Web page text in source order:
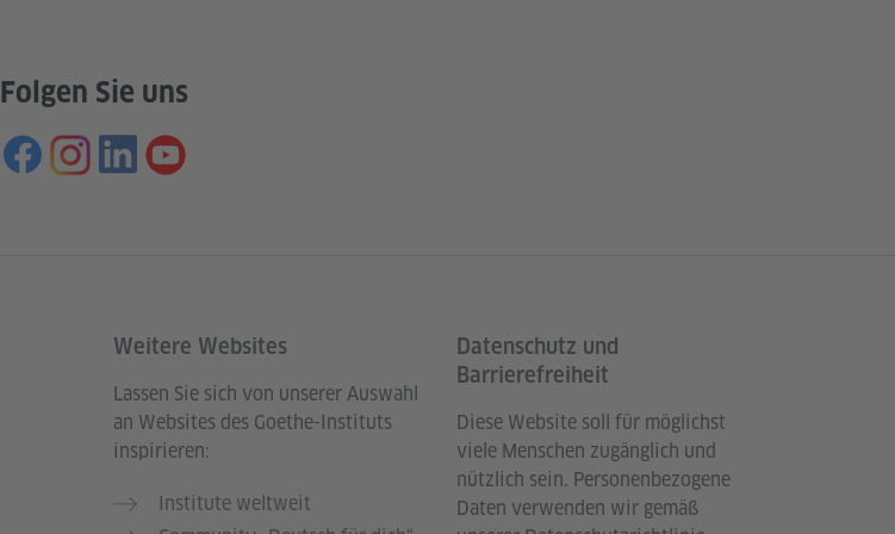
Folgen Sie uns
Weitere Websites
Lassen Sie sich von unserer Auswahl
an Websites des Goethe-Instituts
inspirieren:
Institute weltweit
Datenschutz und
Barrierefreiheit
Diese Website soll für möglichst
viele Menschen zugänglich und
nützlich sein. Personenbezogene
Daten verwenden wir gemäß